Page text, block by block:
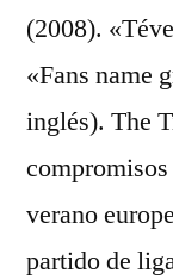
(2008).
«Fans name
inglés). The
verano
partido de